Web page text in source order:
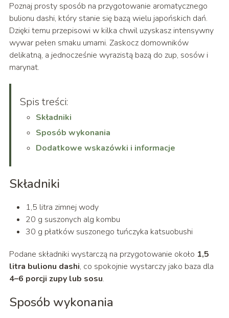
Poznaj prosty sposób na przygotowanie aromatycznego
bulionu dashi, który stanie się bazą wielu japońskich dań.
Dzięki temu przepisowi w kilka chwil uzyskasz intensywny
wywar pełen smaku umami. Zaskocz domowników
delikatną, a jednocześnie wyrazistą bazą do zup, sosów i
marynat.
Spis treści:
Składniki
Sposób wykonania
Dodatkowe wskazówki i informacje
Składniki
1,5 litra zimnej wody
20 g suszonych alg kombu
30 g płatków suszonego tuńczyka katsuobushi
Podane składniki wystarczą na przygotowanie około 1,5
litra bulionu dashi, co spokojnie wystarczy jako baza dla
4–6 porcji zupy lub sosu.
Sposób wykonania